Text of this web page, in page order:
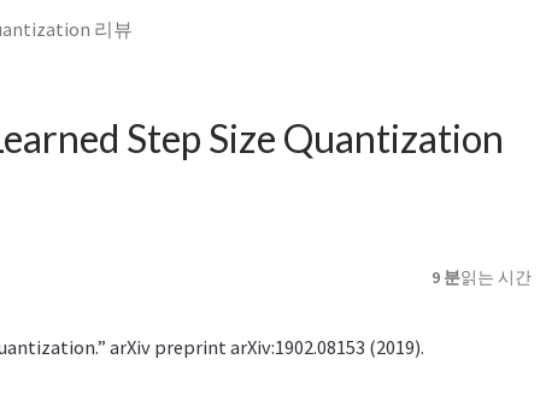
리뷰
Step Size Quantization
9 분읽는 시간
arXiv preprint arXiv:1902.08153 (2019).